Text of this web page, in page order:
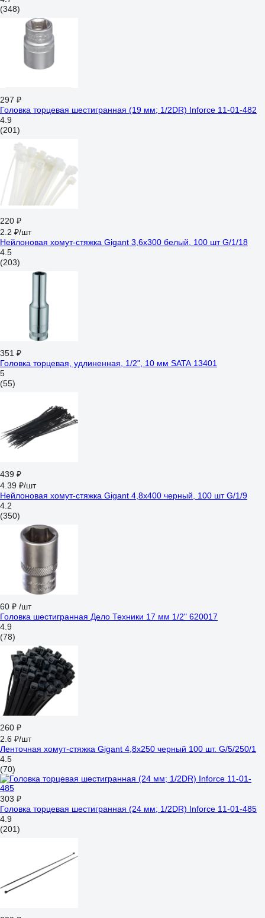
(348)
297 ₽
Головка торцевая шестигранная (19 мм; 1/2DR) Inforce 11-01-482
4.9
(201)
220 ₽
2.2 ₽/шт
Нейлоновая хомут-стяжка Gigant 3,6х300 белый, 100 шт G/1/18
4.5
(203)
351 ₽
Головка торцевая, удлиненная, 1/2", 10 мм SATA 13401
5
(55)
439 ₽
4.39 ₽/шт
Нейлоновая хомут-стяжка Gigant 4,8х400 черный, 100 шт G/1/9
4.2
(350)
60 ₽ /шт
Головка шестигранная Дело Техники 17 мм 1/2" 620017
4.9
(78)
260 ₽
2.6 ₽/шт
Ленточная хомут-стяжка Gigant 4,8x250 черный 100 шт. G/5/250/1
4.5
(70)
303 ₽
Головка торцевая шестигранная (24 мм; 1/2DR) Inforce 11-01-485
4.9
(201)